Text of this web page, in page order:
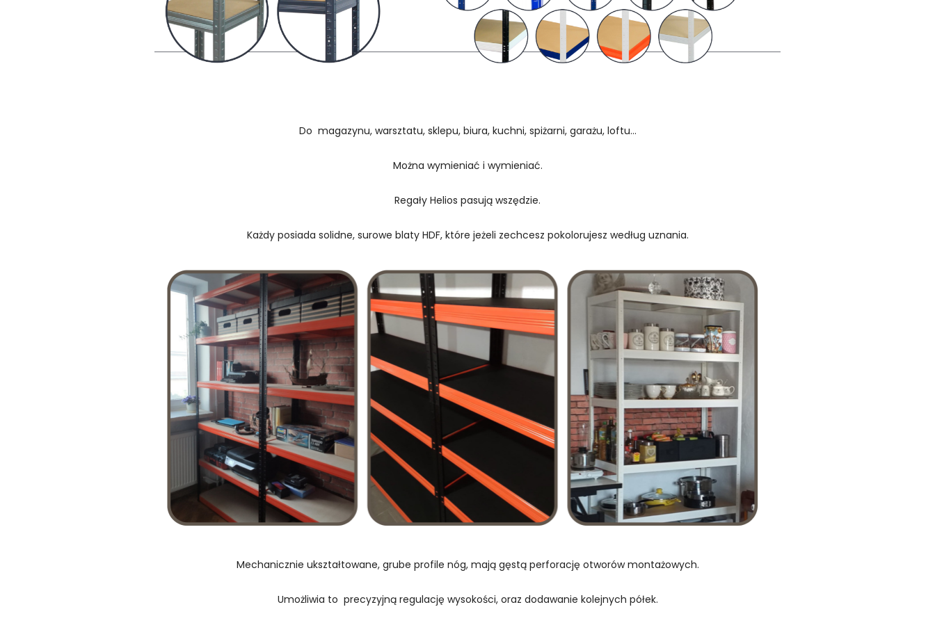
Do magazynu, warsztatu, sklepu, biura, kuchni, spiżarni, garażu, loftu...
Można wymieniać i wymieniać.
Regały Helios pasują wszędzie.
Każdy posiada solidne, surowe blaty HDF, które jeżeli zechcesz pokolorujesz według uznania.
Mechanicznie ukształtowane, grube profile nóg, mają gęstą perforację otworów montażowych.
Umożliwia to precyzyjną regulację wysokości, oraz dodawanie kolejnych półek.